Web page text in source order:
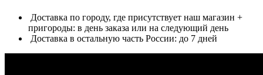
Доставка по городу, где присутствует наш магазин +
пригороды: в день заказа или на следующий день
Доставка в остальную часть России: до 7 дней